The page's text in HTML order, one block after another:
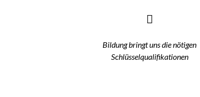
Bildung bringt uns die nötigen
Schlüsselqualifikationen